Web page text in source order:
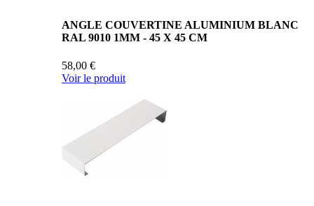
ANGLE COUVERTINE ALUMINIUM BLANC
RAL 9010 1MM - 45 X 45 CM
58,00 €
Voir le produit